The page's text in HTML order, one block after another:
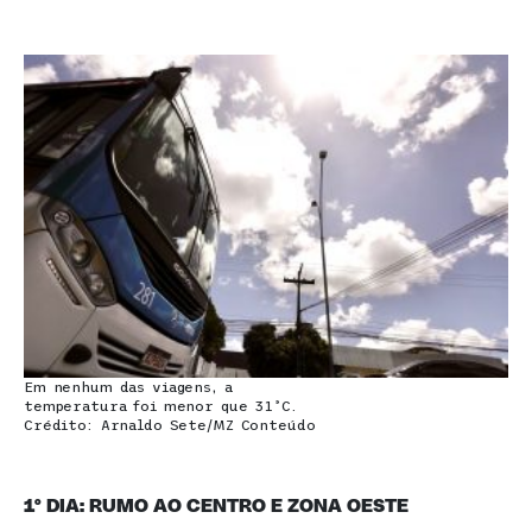
Em nenhum das viagens, a
temperatura foi menor que 31ºC.
Crédito: Arnaldo Sete/MZ Conteúdo
1º DIA: RUMO AO CENTRO E ZONA OESTE